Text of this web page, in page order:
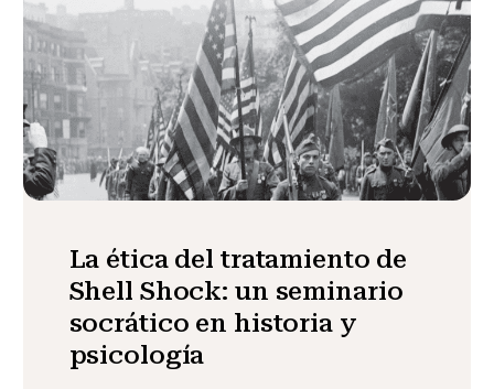
La ética del tratamiento de
Shell Shock: un seminario
socrático en historia y
psicología